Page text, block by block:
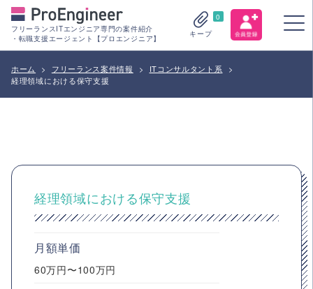
フリーランスITエンジニア専門の案件紹介
・転職支援エージェント【プロエンジニア】
0
キープ
ホーム > フリーランス案件情報 > ITコンサルタント系
>
経理領域における保守支援
経理領域における保守支援
月額単価
60万円〜100万円